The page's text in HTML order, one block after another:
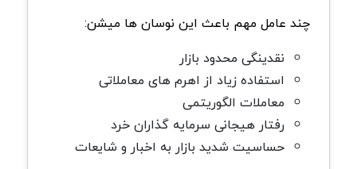
چند عامل مهم باعث این نوسان ها میشن:
نقدینگی محدود بازار
استفاده زیاد از اهرم های معاملاتی
معاملات الگوریتمی
رفتار هیجانی سرمایه گذاران خرد
حساسیت شدید بازار به اخبار و شایعات